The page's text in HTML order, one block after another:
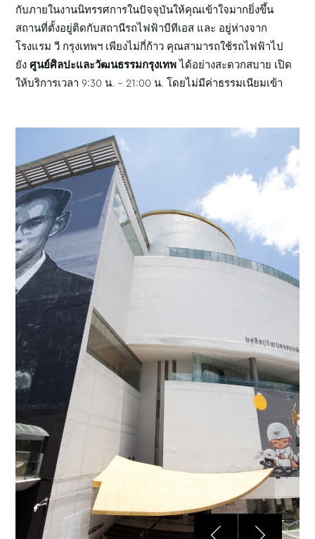
กับภายในงานนิทรรศการในปัจจุบันให้คุณเข้าใจมากยิ่งขึ้น
สถานที่ตั้งอยู่ติดกับสถานีรถไฟฟ้าบีทีเอส และ อยู่ห่างจาก
โรงแรม วี กรุงเทพฯ เพียงไม่กี่ก้าว คุณสามารถใช้รถไฟฟ้าไป
ยังศูนย์ศิลปะและวัฒนธรรมกรุงเทพได้อย่างสะดวกสบาย เปิด
ให้บริการเวลา 9:30 น. – 21:00 น. โดยไม่มีค่าธรรมเนียมเข้า